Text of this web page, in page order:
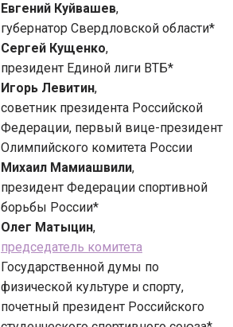
Евгений Куйвашев,
губернатор Свердловской области*
Сергей Кущенко,
президент Единой лиги ВТБ*
Игорь Левитин,
советник президента Российской
Федерации, первый вице-президент
Олимпийского комитета России
Михаил Мамиашвили,
президент Федерации спортивной
борьбы России*
Олег Матыцин,
председатель комитета
Государственной думы по
физической культуре и спорту,
почетный президент Российского